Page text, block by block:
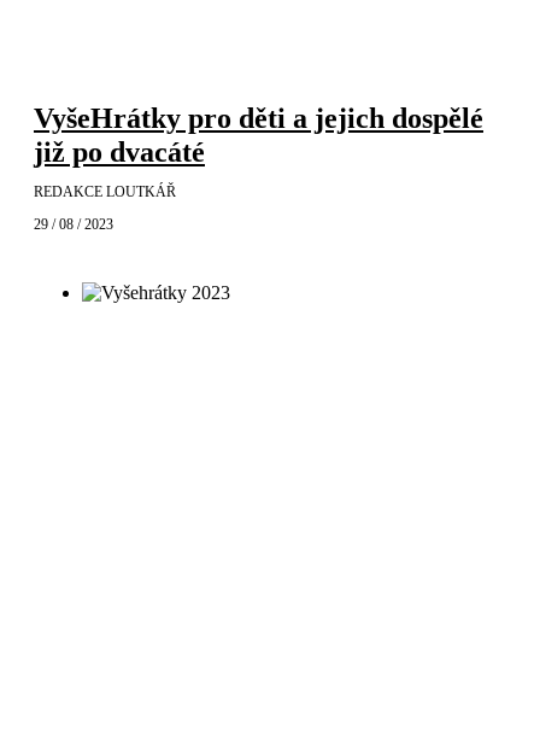
VyšeHrátky pro děti a jejich dospělé
již po dvacáté
REDAKCE LOUTKÁŘ
29 / 08 / 2023